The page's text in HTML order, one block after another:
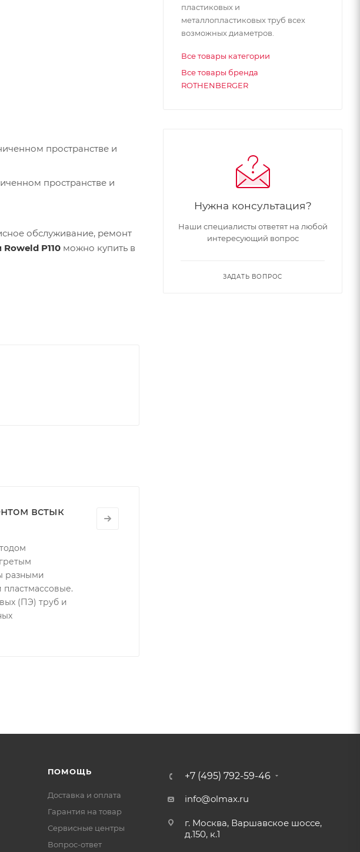
пространстве и
пространстве и
обслуживание, ремонт
P110 можно купить в
встык
разными
(ПЭ) труб и
пластиковых и
металлопластиковых труб всех
возможных диаметров.
Все товары категории
Все товары бренда
ROTHENBERGER
Нужна консультация?
Наши специалисты ответят на любой
интересующий вопрос
ЗАДАТЬ ВОПРОС
ПОМОЩЬ
Доставка и оплата
Гарантия на товар
Сервисные центры
Вопрос-ответ
+7 (495) 792-59-46
info@olmax.ru
г. Москва, Варшавское шоссе,
д.150, к.1